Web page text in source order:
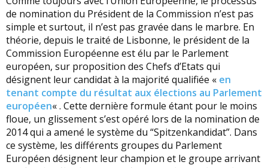
de nomination du Président de la Commission n’est pas
simple et surtout, il n’est pas gravée dans le marbre. En
théorie, depuis le traité de Lisbonne, le président de la
Commission Européenne est élu par le Parlement
européen, sur proposition des Chefs d’Etats qui
désignent leur candidat à la majorité qualifiée « en
tenant compte du résultat aux élections au Parlement
européen« . Cette dernière formule étant pour le moins
floue, un glissement s’est opéré lors de la nomination de
2014 qui a amené le système du “Spitzenkandidat”. Dans
ce système, les différents groupes du Parlement
Européen désignent leur champion et le groupe arrivant